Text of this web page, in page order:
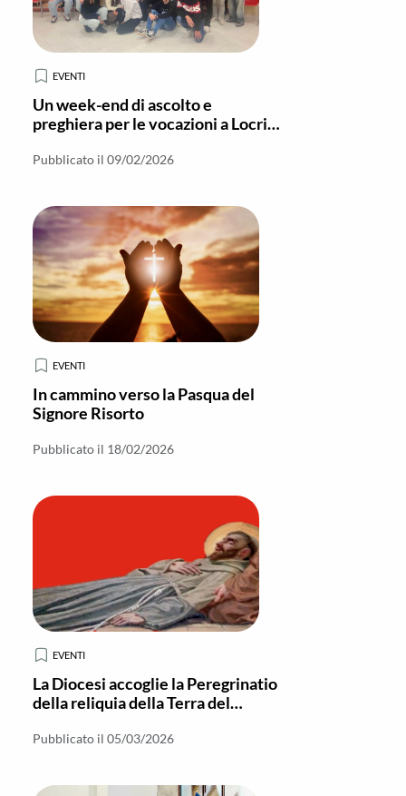
EVENTI
Un week-end di ascolto e
preghiera per le vocazioni a Locri-
Pubblicato il 09/02/2026
EVENTI
In cammino verso la Pasqua del
Signore Risorto
Pubblicato il 18/02/2026
EVENTI
La Diocesi accoglie la Peregrinatio
della reliquia della Terra del
Pubblicato il 05/03/2026